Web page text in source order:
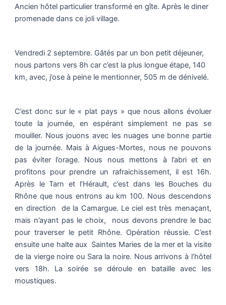
Ancien hôtel particulier transformé en gîte. Après le diner
promenade dans ce joli village.
Vendredi 2 septembre. Gâtés par un bon petit déjeuner,
nous partons vers 8h car c’est la plus longue étape, 140
km, avec, j’ose à peine le mentionner, 505 m de dénivelé.
C’est donc sur le « plat pays » que nous allons évoluer
toute la journée, en espérant simplement ne pas se
mouiller. Nous jouons avec les nuages une bonne partie
de la journée. Mais à Aigues-Mortes, nous ne pouvons
pas éviter l’orage. Nous nous mettons à l’abri et en
profitons pour prendre un rafraichissement, il est 16h.
Après le Tarn et l’Hérault, c’est dans les Bouches du
Rhône que nous entrons au km 100. Nous descendons
en direction de la Camargue. Le ciel est très menaçant,
mais n’ayant pas le choix, nous devons prendre le bac
pour traverser le petit Rhône. Opération réussie. C’est
ensuite une halte aux Saintes Maries de la mer et la visite
de la vierge noire ou Sara la noire. Nous arrivons à l’hôtel
vers 18h. La soirée se déroule en bataille avec les
moustiques.